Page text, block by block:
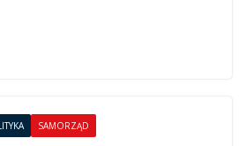
SAMORZĄD